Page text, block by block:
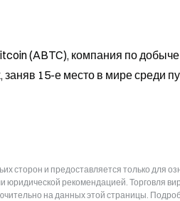
(ABTC), компания по
15-е место в мире среди
сторон и предоставляется только для
юридической рекомендацией. Торговля
на данных этой страницы.